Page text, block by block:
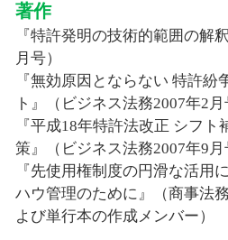
著作
『特許発明の技術的範囲の解
月号）
『無効原因とならない 特許紛
ト』（ビジネス法務2007年2月
『平成18年特許法改正 シフ
策』（ビジネス法務2007年9月
『先使用権制度の円滑な活用
ハウ管理のために』（商事法
よび単行本の作成メンバー）